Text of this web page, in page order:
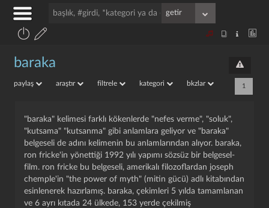
baraka
paylaş araştır filtrele kategori bkzlar 1
"baraka" kelimesi farklı kökenlerde "nefes verme", "soluk",
"kutsama" "kutsanma" gibi anlamlara geliyor ve "baraka"
belgeseli de adını kelimenin bu anlamlarından alıyor. baraka,
ron fricke'in yönettiği 1992 yılı yapımı sözsüz bir belgesel-
film. ron fricke bu belgeseli, amerikalı filozoflardan joseph
chemple'in "the power of myth" (mitin gücü) adlı kitabından
esinlenerek hazırlamış. baraka, çekimleri 5 yılda tamamlanan
ve 6 ayrı kıtada 24 ülkede, 153 yerde çekilmiş